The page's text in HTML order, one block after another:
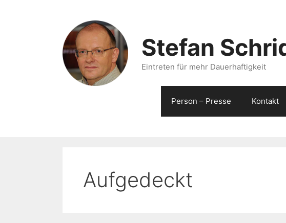
Stefan
Eintreten für mehr Dauerhaftigkeit
Person – Presse Kontakt
Aufgedeckt